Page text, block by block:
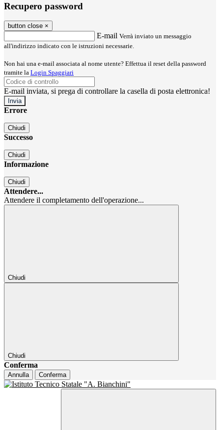
Recupero password
button close ×
E-mail Verrà inviato un messaggio
all'indirizzo indicato con le istruzioni necessarie.
Non hai una e-mail associata al nome utente? Effettua il reset della password
tramite la Login Spaggiari
E-mail inviata, si prega di controllare la casella di posta elettronica!
Errore
Chiudi
Successo
Chiudi
Informazione
Chiudi
Attendere...
Attendere il completamento dell'operazione...
Chiudi
Chiudi
Conferma
Annulla Conferma